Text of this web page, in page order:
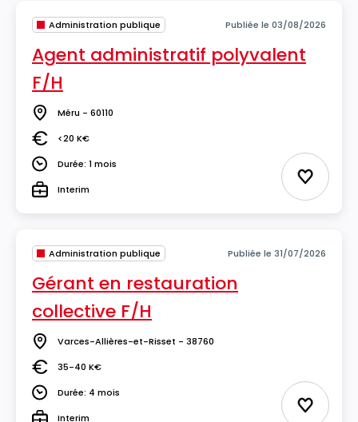
Administration publique Publiée le 03/08/2026
Agent administratif polyvalent
F/H
Lieu Méru - 60110
Salaire<20 K€
DuréeDurée: 1 mois
TypeInterim Ajouter
Administration publique Publiée le 31/07/2026
Gérant en restauration
collective F/H
Lieu Varces-Allières-et-Risset - 38760
Salaire35-40 K€
DuréeDurée: 4 mois
Interim Ajouter